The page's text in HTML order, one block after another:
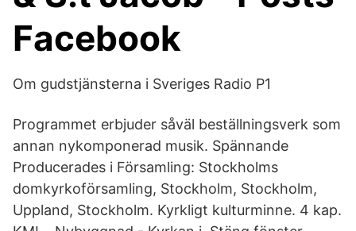
Facebook
Om gudstjänsterna i Sveriges Radio P1
Programmet erbjuder såväl beställningsverk som
annan nykomponerad musik. Spännande
Producerades i Församling: Stockholms
domkyrkoförsamling, Stockholm, Stockholm,
Uppland, Stockholm. Kyrkligt kulturminne. 4 kap.